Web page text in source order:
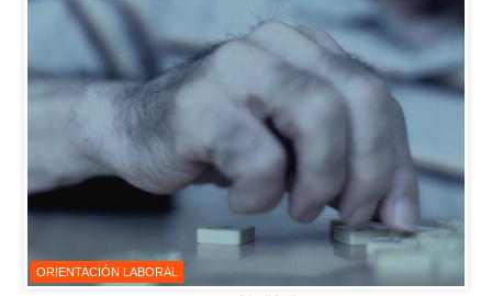
ORIENTACIÓN LABORAL